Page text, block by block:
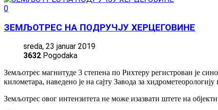
0
ЗЕМЉОТРЕС НА ПОДРУЧЈУ ХЕРЦЕГОВИНЕ
sreda, 23 januar 2019
3632 Pogodaka
Земљотрес магнитуде 3 степена по Рихтеру регистрован је
километара, наведено је на сајту Завода за
Земљотрес овог интензитета не може изазвати штете на